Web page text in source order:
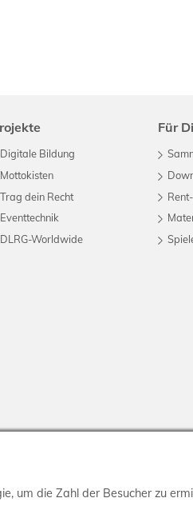
um die Zahl der Besucher zu
Digitale Bildung
Mottokisten
Trag dein Recht
Eventtechnik
DLRG-Worldwide
Für